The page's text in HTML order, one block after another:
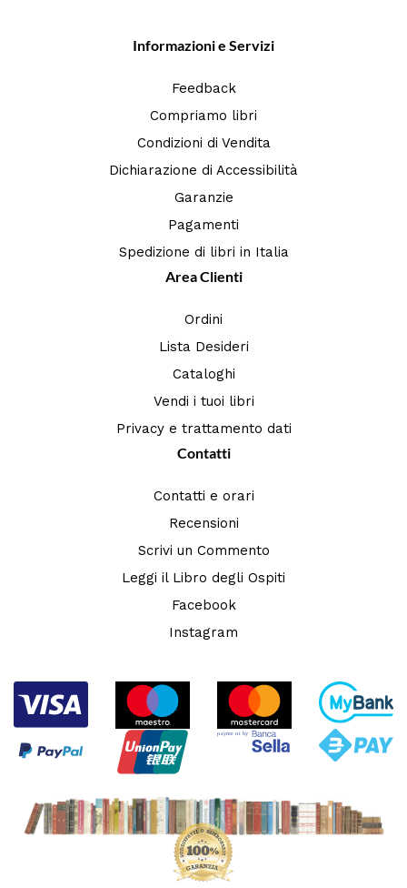
Informazioni e Servizi
Feedback
Compriamo libri
Condizioni di Vendita
Dichiarazione di Accessibilità
Garanzie
Pagamenti
Spedizione di libri in Italia
Area Clienti
Ordini
Lista Desideri
Cataloghi
Vendi i tuoi libri
Privacy e trattamento dati
Contatti
Contatti e orari
Recensioni
Scrivi un Commento
Leggi il Libro degli Ospiti
Facebook
Instagram